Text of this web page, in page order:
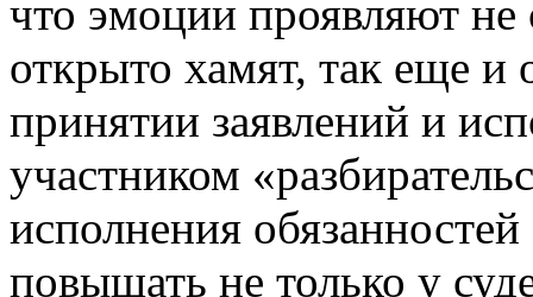
что эмоции проявляют
открыто хамят, так еще
принятии заявлений и
участником
исполнения
повышать не только у